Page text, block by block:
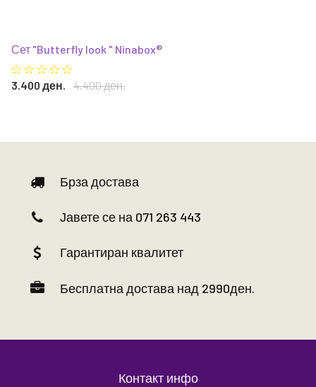
Сет "Butterfly look " Ninabox®
3.400 ден. 4.400 ден.
Брза достава
Јавете се на 071 263 443
Гарантиран квалитет
Бесплатна достава над 2990ден.
Контакт инфо